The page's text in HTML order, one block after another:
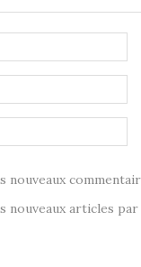
nouveaux
nouveaux articles par